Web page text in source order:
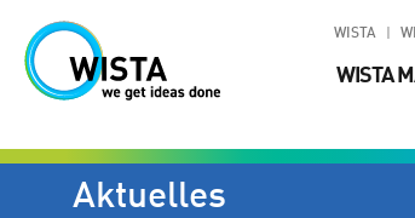
WISTA
WISTA
Aktuelles